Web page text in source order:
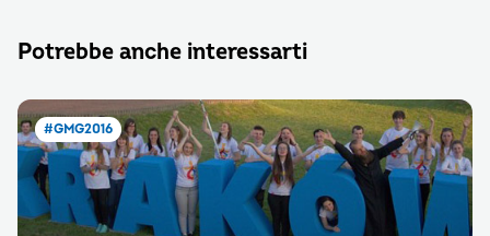
Potrebbe anche interessarti
#GMG2016